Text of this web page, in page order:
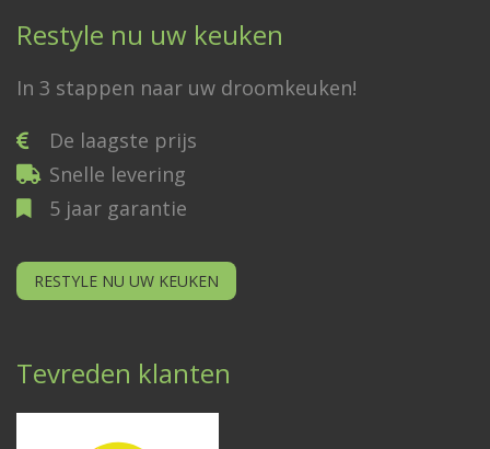
Restyle nu uw keuken
In 3 stappen naar uw droomkeuken!
De laagste prijs
Snelle levering
5 jaar garantie
RESTYLE NU UW KEUKEN
Tevreden klanten